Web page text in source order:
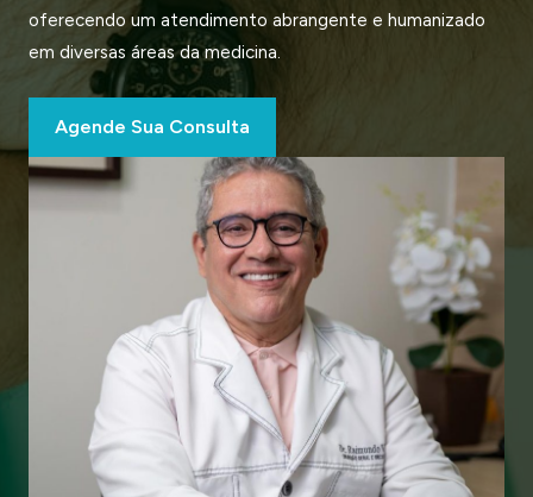
oferecendo um atendimento abrangente e humanizado
em diversas áreas da medicina.
Agende Sua Consulta